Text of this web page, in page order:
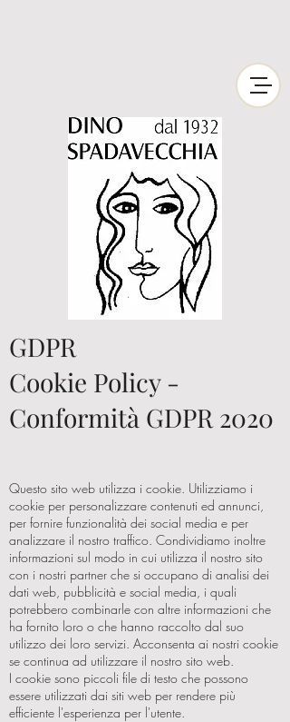
GDPR
Cookie Policy -
Conformità GDPR 2020
Questo sito web utilizza i cookie. Utilizziamo i
cookie per personalizzare contenuti ed annunci,
per fornire funzionalità dei social media e per
analizzare il nostro traffico. Condividiamo inoltre
informazioni sul modo in cui utilizza il nostro sito
con i nostri partner che si occupano di analisi dei
dati web, pubblicità e social media, i quali
potrebbero combinarle con altre informazioni che
ha fornito loro o che hanno raccolto dal suo
utilizzo dei loro servizi. Acconsenta ai nostri cookie
se continua ad utilizzare il nostro sito web.
I cookie sono piccoli file di testo che possono
essere utilizzati dai siti web per rendere più
efficiente l'esperienza per l'utente.